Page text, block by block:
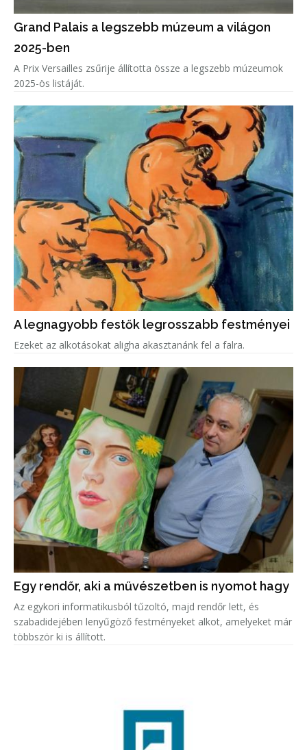
Grand Palais a legszebb múzeum a világon
2025-ben
A Prix Versailles zsűrije állította össze a legszebb múzeumok
2025-ös listáját.
A legnagyobb festők legrosszabb festményei
Ezeket az alkotásokat aligha akasztanánk fel a falra.
Egy rendőr, aki a művészetben is nyomot hagy
Az egykori informatikusból tűzoltó, majd rendőr lett, és
szabadidejében lenyűgöző festményeket alkot, amelyeket már
többször ki is állított.